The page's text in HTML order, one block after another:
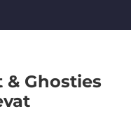
Ghosties